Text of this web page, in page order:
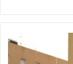
Gallipoli,
furti
sulla